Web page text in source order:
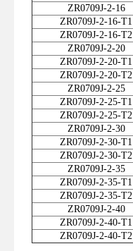
ZR0709J-2-16
ZR0709J-2-16-T1
ZR0709J-2-16-T2
ZR0709J-2-20
ZR0709J-2-20-T1
ZR0709J-2-20-T2
ZR0709J-2-25
ZR0709J-2-25-T1
ZR0709J-2-25-T2
ZR0709J-2-30
ZR0709J-2-30-T1
ZR0709J-2-30-T2
ZR0709J-2-35
ZR0709J-2-35-T1
ZR0709J-2-35-T2
ZR0709J-2-40
ZR0709J-2-40-T1
ZR0709J-2-40-T2